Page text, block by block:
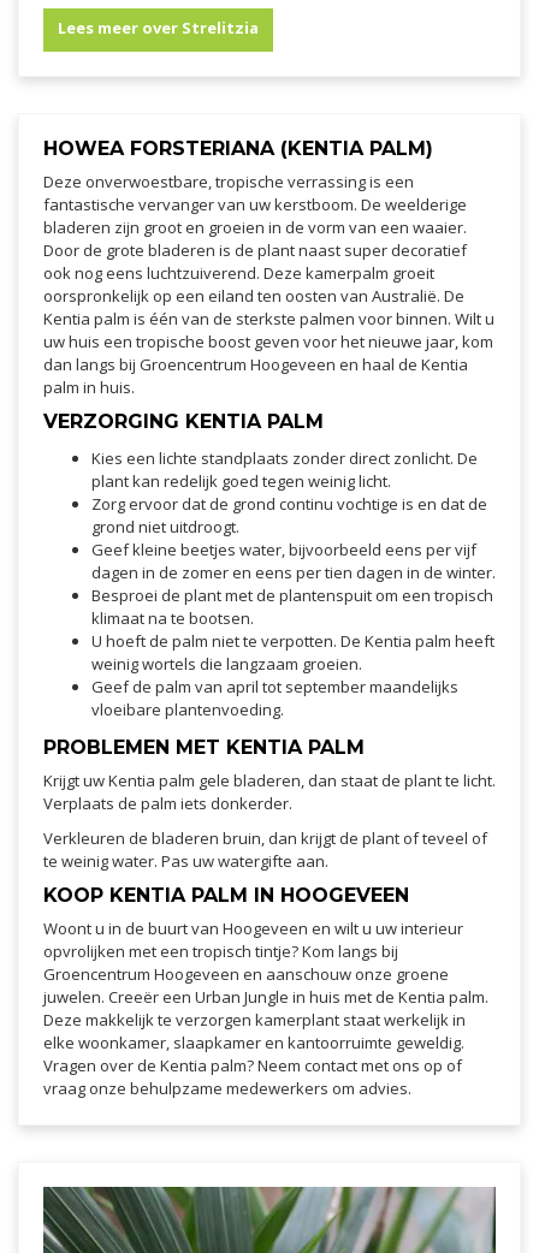
Lees meer over Strelitzia
HOWEA FORSTERIANA (KENTIA PALM)
Deze onverwoestbare, tropische verrassing is een
fantastische vervanger van uw kerstboom. De weelderige
bladeren zijn groot en groeien in de vorm van een waaier.
Door de grote bladeren is de plant naast super decoratief
ook nog eens luchtzuiverend. Deze kamerpalm groeit
oorspronkelijk op een eiland ten oosten van Australië. De
Kentia palm is één van de sterkste palmen voor binnen. Wilt u
uw huis een tropische boost geven voor het nieuwe jaar, kom
dan langs bij Groencentrum Hoogeveen en haal de Kentia
palm in huis.
VERZORGING KENTIA PALM
Kies een lichte standplaats zonder direct zonlicht. De
plant kan redelijk goed tegen weinig licht.
Zorg ervoor dat de grond continu vochtige is en dat de
grond niet uitdroogt.
Geef kleine beetjes water, bijvoorbeeld eens per vijf
dagen in de zomer en eens per tien dagen in de winter.
Besproei de plant met de plantenspuit om een tropisch
klimaat na te bootsen.
U hoeft de palm niet te verpotten. De Kentia palm heeft
weinig wortels die langzaam groeien.
Geef de palm van april tot september maandelijks
vloeibare plantenvoeding.
PROBLEMEN MET KENTIA PALM
Krijgt uw Kentia palm gele bladeren, dan staat de plant te licht.
Verplaats de palm iets donkerder.
Verkleuren de bladeren bruin, dan krijgt de plant of teveel of
te weinig water. Pas uw watergifte aan.
KOOP KENTIA PALM IN HOOGEVEEN
Woont u in de buurt van Hoogeveen en wilt u uw interieur
opvrolijken met een tropisch tintje? Kom langs bij
Groencentrum Hoogeveen en aanschouw onze groene
juwelen. Creeër een Urban Jungle in huis met de Kentia palm.
Deze makkelijk te verzorgen kamerplant staat werkelijk in
elke woonkamer, slaapkamer en kantoorruimte geweldig.
Vragen over de Kentia palm? Neem contact met ons op of
vraag onze behulpzame medewerkers om advies.